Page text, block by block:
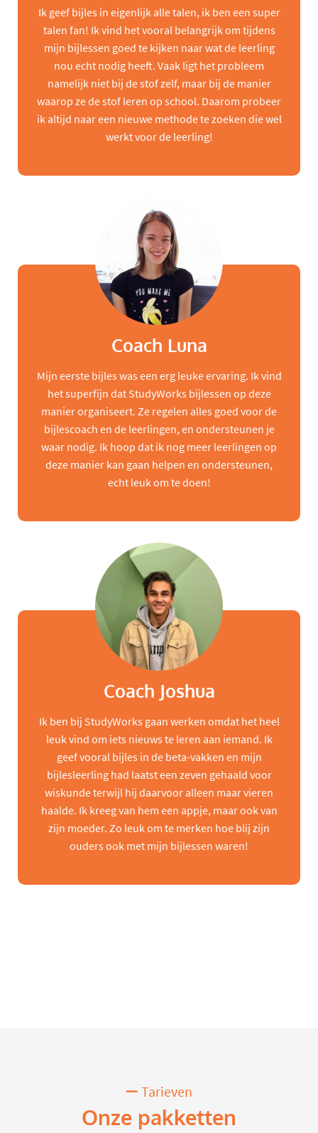
Ik geef bijles in eigenlijk alle talen, ik ben een super
talen fan! Ik vind het vooral belangrijk om tijdens
mijn bijlessen goed te kijken naar wat de leerling
nou echt nodig heeft. Vaak ligt het probleem
namelijk niet bij de stof zelf, maar bij de manier
waarop ze de stof leren op school. Daarom probeer
ik altijd naar een nieuwe methode te zoeken die wel
werkt voor de leerling!
Coach Luna
Mijn eerste bijles was een erg leuke ervaring. Ik vind
het superfijn dat StudyWorks bijlessen op deze
manier organiseert. Ze regelen alles goed voor de
bijlescoach en de leerlingen, en ondersteunen je
waar nodig. Ik hoop dat ik nog meer leerlingen op
deze manier kan gaan helpen en ondersteunen,
echt leuk om te doen!
Coach Joshua
Ik ben bij StudyWorks gaan werken omdat het heel
leuk vind om iets nieuws te leren aan iemand. Ik
geef vooral bijles in de beta-vakken en mijn
bijlesleerling had laatst een zeven gehaald voor
wiskunde terwijl hij daarvoor alleen maar vieren
haalde. Ik kreeg van hem een appje, maar ook van
zijn moeder. Zo leuk om te merken hoe blij zijn
ouders ook met mijn bijlessen waren!
Tarieven
Onze pakketten